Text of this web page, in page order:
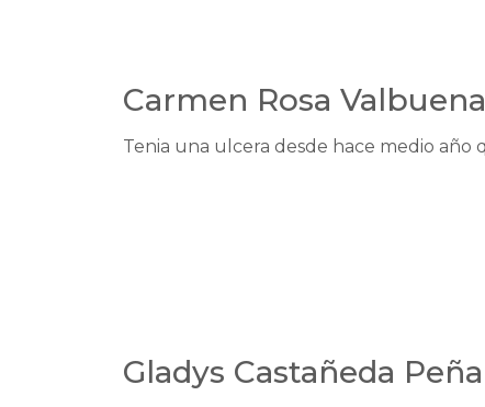
Carmen Rosa Valbuena
Tenia una ulcera desde hace medio
Gladys Castañeda Peña